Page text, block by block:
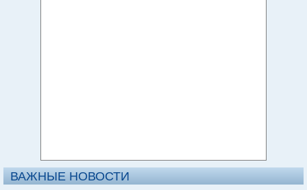
ВАЖНЫЕ НОВОСТИ